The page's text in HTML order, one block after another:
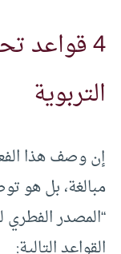
4 قواعد
التربوية
إن وصف هذا
مبالغة، بل هو
“المصدر الفطري
القواعد التالية: